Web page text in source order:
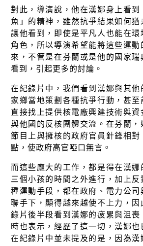
對此，導演說，他在漢娜身上看
魚」的精神，雖然抗爭結果如何
讓他看到，即使是平凡人也能在
角色，所以導演希望能將這些運
來，不管是在芬蘭或是他的國家瑞
看到，引起更多的討論。
在紀錄片中，我們看到漢娜與其他
家鄉當地策劃各種抗爭行動，甚至
直接找上提供核電廠興建技術與資
與他國的反核團體交流。在芬蘭
節目上與擁核的政府官員針鋒相
點，使政府高官啞口無言。
而這些龐大的工作，都是得在漢
三個小孩的時間之外進行，加上
種運動手段，都在政府、電力公司
聯手下，顯得越來越使不上力，
錄片後半段看到漢娜的疲累與沮喪
時也表示，經歷了這一切，漢娜
在紀錄片中並未提及的是，因為漢